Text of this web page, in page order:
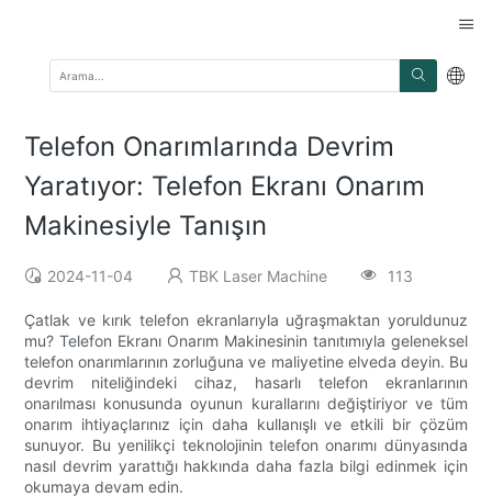
Telefon Onarımlarında Devrim
Yaratıyor: Telefon Ekranı Onarım
Makinesiyle Tanışın
2024-11-04 TBK Laser Machine 113
Çatlak ve kırık telefon ekranlarıyla uğraşmaktan yoruldunuz
mu? Telefon Ekranı Onarım Makinesinin tanıtımıyla geleneksel
telefon onarımlarının zorluğuna ve maliyetine elveda deyin. Bu
devrim niteliğindeki cihaz, hasarlı telefon ekranlarının
onarılması konusunda oyunun kurallarını değiştiriyor ve tüm
onarım ihtiyaçlarınız için daha kullanışlı ve etkili bir çözüm
sunuyor. Bu yenilikçi teknolojinin telefon onarımı dünyasında
nasıl devrim yarattığı hakkında daha fazla bilgi edinmek için
okumaya devam edin.